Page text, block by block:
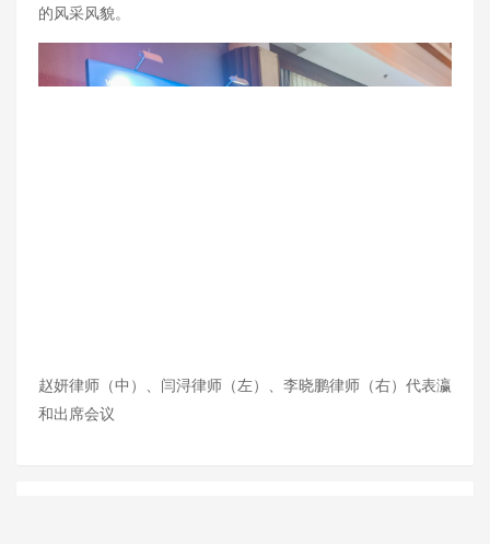
的风采风貌。
赵妍律师（中）、闫浔律师（左）、李晓鹏律师（右）代表瀛
和出席会议